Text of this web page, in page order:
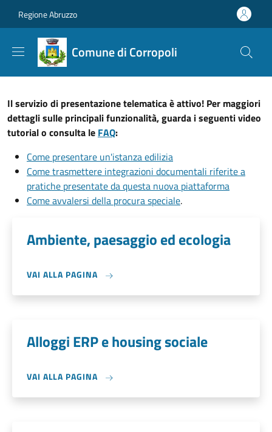
Regione Abruzzo
Comune di Corropoli
Il servizio di presentazione telematica è attivo! Per maggiori
dettagli sulle principali funzionalità, guarda i seguenti video
tutorial o consulta le FAQ:
Come presentare un'istanza edilizia
Come trasmettere integrazioni documentali riferite a
pratiche presentate da questa nuova piattaforma
Come avvalersi della procura speciale.
Ambiente, paesaggio ed ecologia
VAI ALLA PAGINA
Alloggi ERP e housing sociale
VAI ALLA PAGINA